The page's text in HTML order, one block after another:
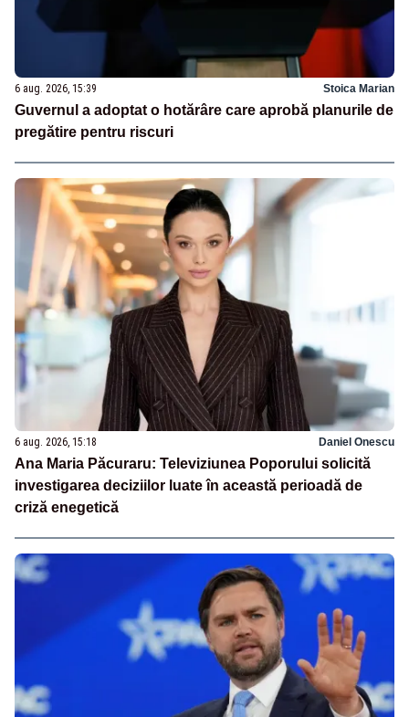
6 aug. 2026, 15:39 Stoica Marian
Guvernul a adoptat o hotărâre care aprobă planurile de
pregătire pentru riscuri
6 aug. 2026, 15:18 Daniel Onescu
Ana Maria Păcuraru: Televiziunea Poporului solicită
investigarea deciziilor luate în această perioadă de
criză enegetică